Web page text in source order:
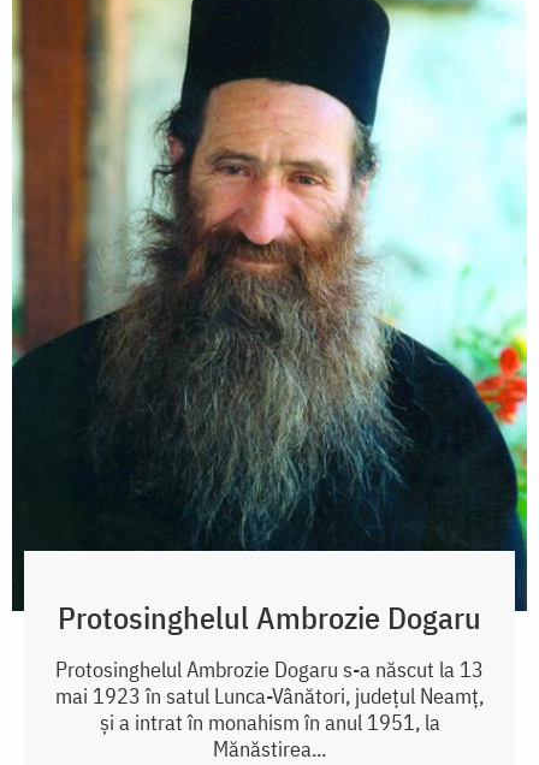
Protosinghelul Ambrozie Dogaru
Protosinghelul Ambrozie Dogaru s-a născut la 13
mai 1923 în satul Lunca-Vânători, județul Neamț,
și a intrat în monahism în anul 1951, la
Mănăstirea...